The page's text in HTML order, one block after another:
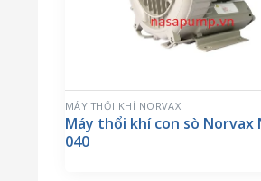
MÁY THỔI KHÍ NORVAX
Máy thổi khí con sò Norvax
040